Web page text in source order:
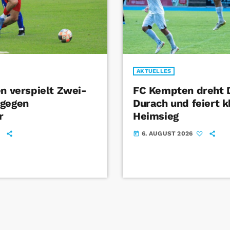
verspielt Zwei-
AKTUELLES
FC Kempten dreht
Durach und feiert
Heimsieg
today 6. AUGUST 2026